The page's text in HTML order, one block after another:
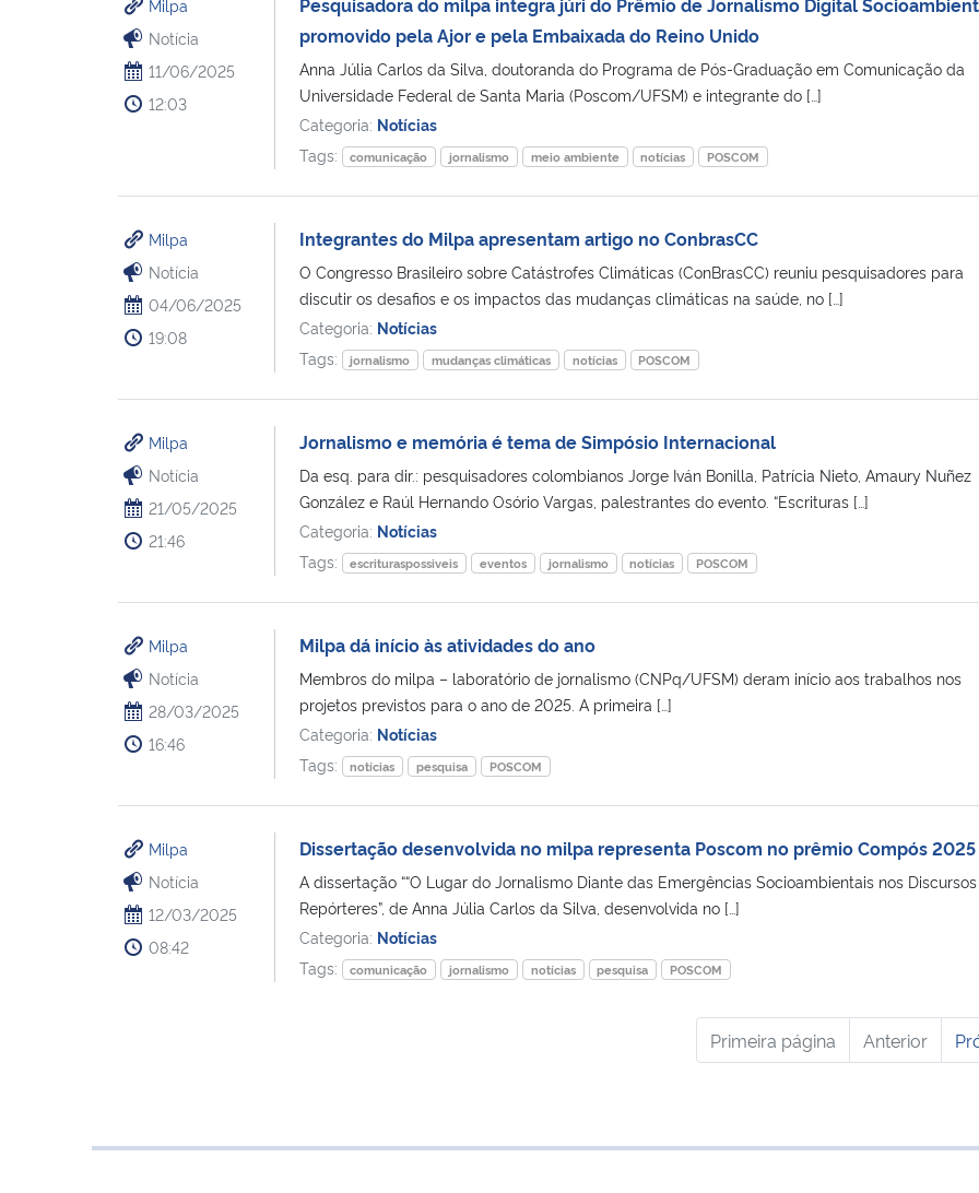
Milpa
Notícia
11/06/2025
12:03
promovido pela Ajor e pela Embaixada do Reino Unido
Anna Júlia Carlos da Silva, doutoranda do Programa de Pós-Graduação em Comunicação da
Universidade Federal de Santa Maria (Poscom/UFSM) e integrante do […]
Categoria: Notícias
Tags:
comunicação jornalismo meio ambiente notícias POSCOM
Milpa
Notícia
04/06/2025
19:08
Integrantes do Milpa apresentam artigo no ConbrasCC
O Congresso Brasileiro sobre Catástrofes Climáticas (ConBrasCC) reuniu pesquisadores para
discutir os desafios e os impactos das mudanças climáticas na saúde, no […]
Categoria: Notícias
Tags:
jornalismo mudanças climáticas notícias POSCOM
Milpa
Notícia
21/05/2025
21:46
Jornalismo e memória é tema de Simpósio Internacional
Da esq. para dir.: pesquisadores colombianos Jorge Iván Bonilla, Patrícia Nieto, Amaury Nuñez
González e Raúl Hernando Osório Vargas, palestrantes do evento. “Escrituras […]
Categoria: Notícias
Tags:
escrituraspossiveis eventos jornalismo notícias POSCOM
Milpa
Notícia
28/03/2025
16:46
Milpa dá início às atividades do ano
Membros do milpa – laboratório de jornalismo (CNPq/UFSM) deram início aos trabalhos nos
projetos previstos para o ano de 2025. A primeira […]
Categoria: Notícias
Tags:
notícias pesquisa POSCOM
Milpa
Notícia
12/03/2025
08:42
Dissertação desenvolvida no milpa representa Poscom no prêmio Compós 2025
A dissertação ““O Lugar do Jornalismo Diante das Emergências Socioambientais nos
Repórteres”, de Anna Júlia Carlos da Silva, desenvolvida no […]
Categoria: Notícias
Tags:
comunicação jornalismo notícias pesquisa POSCOM
Primeira página Anterior